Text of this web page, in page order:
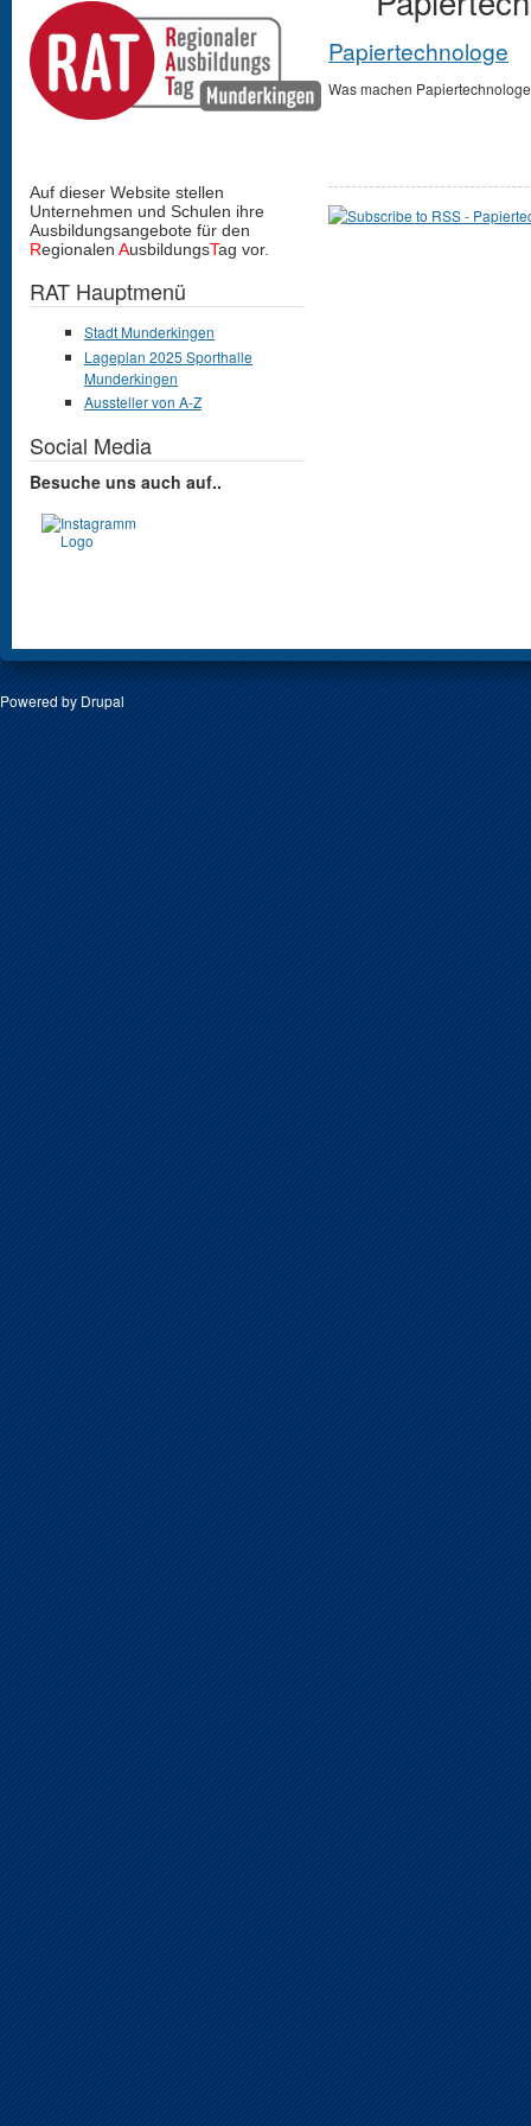
Papiertechnologe
Was machen
Auf dieser Website stellen
Unternehmen und Schulen ihre
Ausbildungsangebote für den
Regionalen AusbildungsTag vor.
RAT Hauptmenü
Stadt Munderkingen
Lageplan 2025 Sporthalle
Munderkingen
Aussteller von A-Z
Social Media
Besuche uns auch auf..
Powered by Drupal